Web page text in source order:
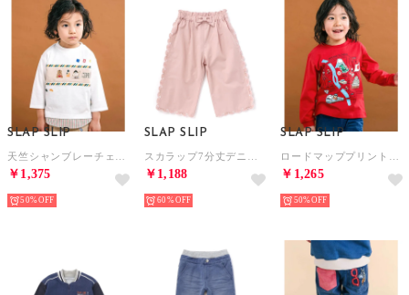
SLAP SLIP
￥1,375
50%
SLAP SLIP
￥1,188
60%
SLAP SLIP
￥1,265
50%